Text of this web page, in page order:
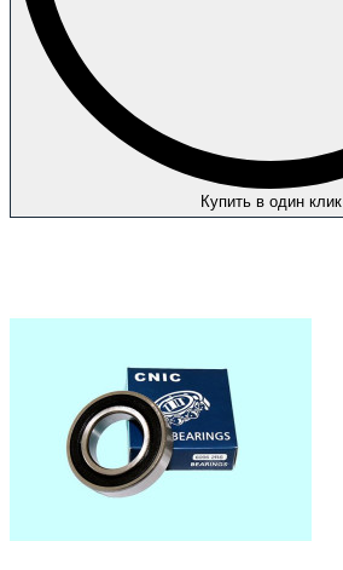
Купить в один клик